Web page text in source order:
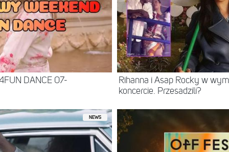
DANCE 07-
Rihanna i Asap Rocky w
koncercie. Przesadzili?
NEWS